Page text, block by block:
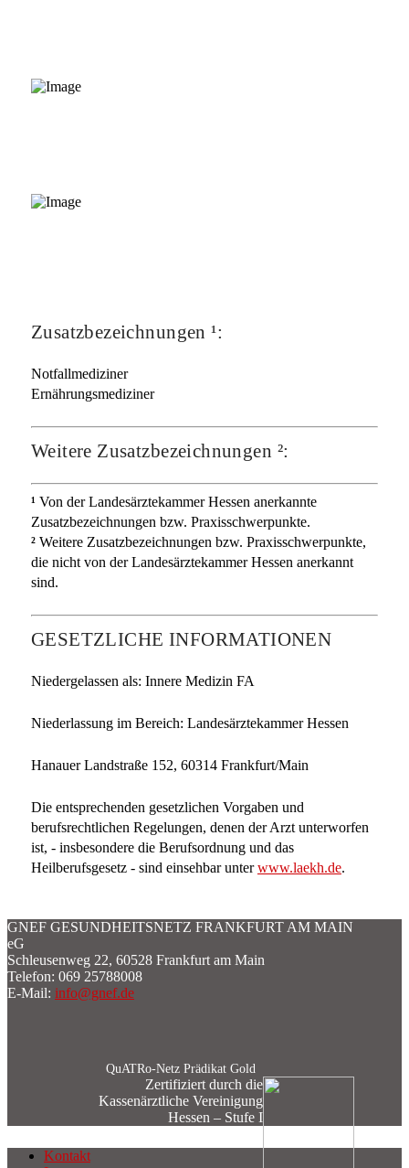
Zusatzbezeichnungen ¹:
Notfallmediziner
Ernährungsmediziner
Weitere Zusatzbezeichnungen ²:
¹ Von der Landesärztekammer Hessen anerkannte
Zusatzbezeichnungen bzw. Praxisschwer­punkte.
²Weitere Zusatzbezeichnungen bzw. Praxisschwerpunkte,
die nicht von der Landes­ärztekammer Hessen anerkannt
sind.
GESETZLICHE INFORMATIONEN
Niedergelassen als: Innere Medizin FA
Niederlassung im Bereich: Landesärztekammer Hessen
Hanauer Landstraße 152, 60314 Frankfurt/Main
Die entsprechenden gesetzlichen Vorgaben und
berufsrechtlichen Regelungen, denen der Arzt unterworfen
ist, - insbesondere die Berufsordnung und das
Heilberufsgesetz - sind einsehbar unterwww.laekh.de.
GNEF GESUNDHEITSNETZ FRANKFURT AM MAIN
eG
Schleusenweg 22, 60528 Frankfurt am Main
Telefon: 069 25788008
E-Mail: info@gnef.de
QuATRo-Netz Prädikat Gold
Zertifiziert durch die
Kassenärztliche Vereinigung
Hessen – Stufe I
Kontakt